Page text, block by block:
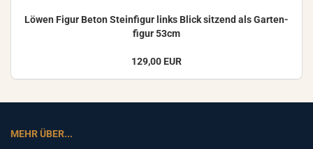
Löwen Figur Beton Stein­fi­gur links Blick sit­zend als Gar­ten­
fi­gur 53cm
129,00 EUR
MEHR ÜBER...